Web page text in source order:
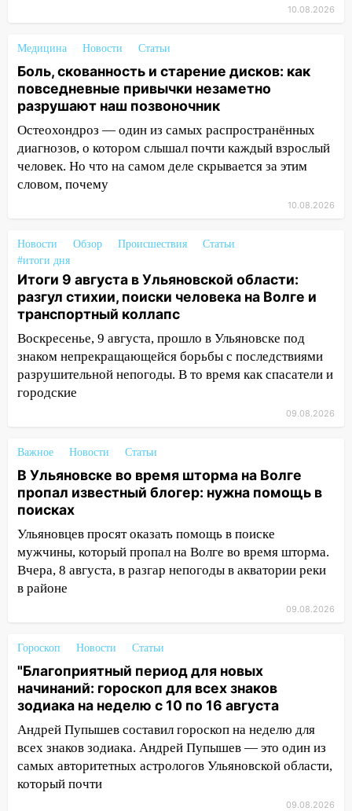
05:00
Боль, скованность и старение
дисков: как повседневные привычки
незаметно разрушают наш позвоночник
03:00 День скрытых ловушек и
внезапных подарков судьбы: гороскоп
на 10 августа
09.08.2026
21:58 В Ульяновске около «нового»
моста утопили автомобиль «Вольво»
20:20
Итоги 9 августа в Ульяновской
области: разгул стихии, поиски
человека на Волге и транспортный
коллапс
19:43 Из-за ураганного ветра упали
деревья в парке «Победы»
18:00 Пепелище на Балтийской: в
Заволжье ульяновские спасатели
ликвидировали крупный пожар
Ульяновской области
16:00 В Ульяновске во время шторма на
Волге пропал известный блогер: нужна
помощь в поисках
15:28 Соцсети: на «Ауди» упало дерево
в Новом городе
15:12
В Ульяновске выгорела кухня в
многоэтажке
какими сложностями сталкиваются
молодые мамы
13:02 Соцсети: на улице Розы
Люксембург дерево упало на
автомобиль
13:00 «Благоприятный период для
новых начинаний: гороскоп для всех
знаков зодиака на неделю с 10 по 16
10.08.2026
Медицина Новости Статьи
Боль, скованность и старение дисков: как
повседневные привычки незаметно
разрушают наш позвоночник
Остеохондроз — один из самых распространённых
диагнозов, о котором слышал почти каждый взрослый
человек. Но что на самом деле скрывается за этим
словом, почему
10.08.2026
Новости Обзор Происшествия
Статьи
#итоги дня
Итоги 9 августа в Ульяновской области:
разгул стихии, поиски человека на Волге и
транспортный коллапс
Воскресенье, 9 августа, прошло в Ульяновске под
знаком непрекращающейся борьбы с последствиями
разрушительной непогоды. В то время как спасатели и
городские
09.08.2026
Важное Новости Статьи
В Ульяновске во время шторма на Волге
пропал известный блогер: нужна помощь в
поисках
Ульяновцев просят оказать помощь в поиске
мужчины, который пропал на Волге во время шторма.
Вчера, 8 августа, в разгар непогоды в акватории реки
в районе
09.08.2026
Гороскоп Новости Статьи
"Благоприятный период для новых
начинаний: гороскоп для всех знаков
зодиака на неделю с 10 по 16 августа
Андрей Пупышев составил гороскоп на неделю для
всех знаков зодиака. Андрей Пупышев — это один из
самых авторитетных астрологов Ульяновской области,
который почти
09.08.2026